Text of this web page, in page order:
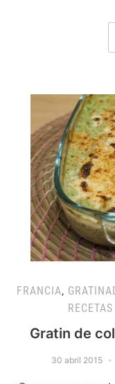
FRANCIA,
Gratin de
30 abril 2015